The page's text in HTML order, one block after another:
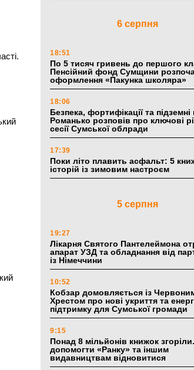
6 серпня
18:51
По 5 тисяч гривень до першого
Пенсійний фонд Сумщини
оформлення «Пакунка школяра»
18:06
Безпека, фортифікації та
Романько розповів про ключові
сесії Сумської облради
17:39
Поки літо плавить асфальт: 5
історій із зимовим настроєм
5 серпня
19:27
Лікарня Святого Пантелеймона
апарат УЗД та обладнання від
із Німеччини
10:52
Кобзар домовляється із
Хрестом про нові укриття та
підтримку для Сумської громади
9:15
Понад 8 мільйонів книжок
допомогти «Ранку» та іншим
видавництвам відновитися